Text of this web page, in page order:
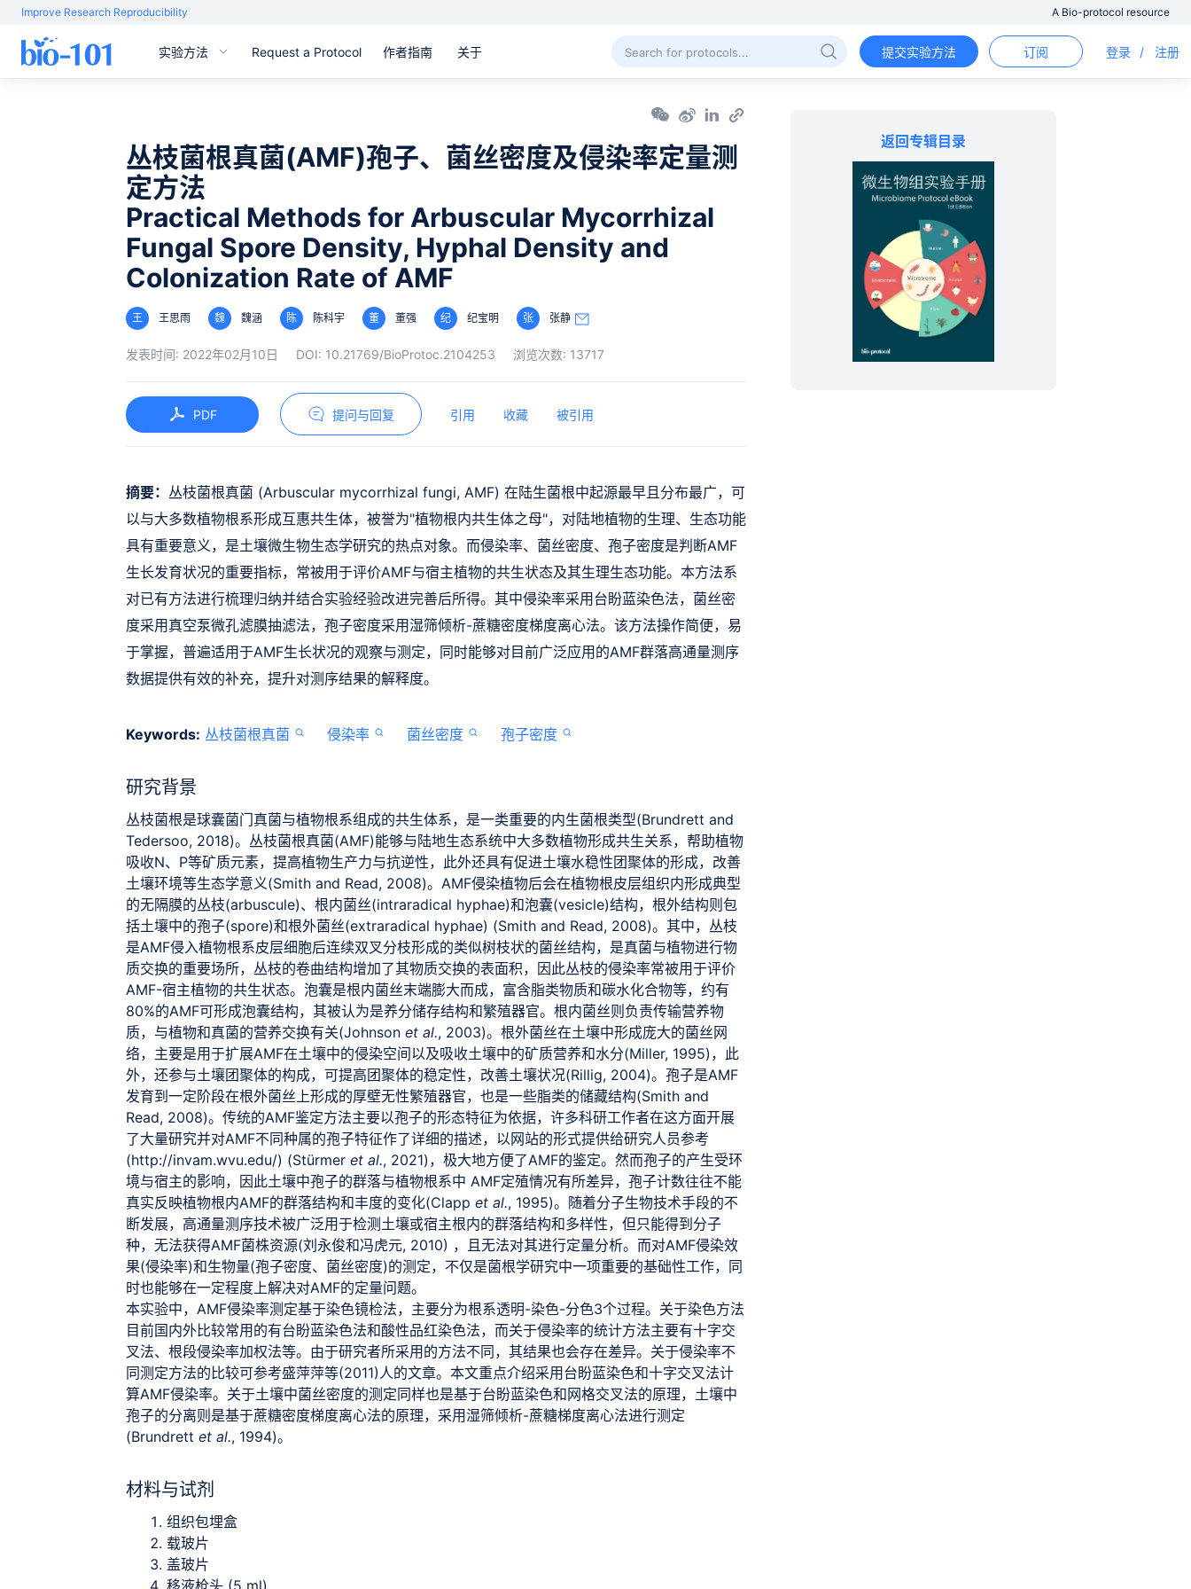
Improve Research Reproducibility A Bio-protocol resource
实验方法 Request a Protocol 作者指南 关于 提交实验方法 订阅 登录 / 注册
丛枝菌根真菌(AMF)孢子、菌丝密度及侵染率定量测
定方法
Practical Methods for Arbuscular Mycorrhizal
Fungal Spore Density, Hyphal Density and
Colonization Rate of AMF
王 王思雨 魏 魏涵 陈 陈科宇 董 董强 纪 纪宝明 张 张静
发表时间: 2022年02月10日 DOI: 10.21769/BioProtoc.2104253 浏览次数: 13717
返回专辑目录
PDF 提问与回复 引用 收藏 被引用
摘要： 丛枝菌根真菌 (Arbuscular mycorrhizal fungi, AMF) 在陆生菌根中起源最早且分布最广，可
以与大多数植物根系形成互惠共生体，被誉为"植物根内共生体之母"，对陆地植物的生理、生态功能
具有重要意义，是土壤微生物生态学研究的热点对象。而侵染率、菌丝密度、孢子密度是判断AMF
生长发育状况的重要指标，常被用于评价AMF与宿主植物的共生状态及其生理生态功能。本方法系
对已有方法进行梳理归纳并结合实验经验改进完善后所得。其中侵染率采用台盼蓝染色法，菌丝密
度采用真空泵微孔滤膜抽滤法，孢子密度采用湿筛倾析-蔗糖密度梯度离心法。该方法操作简便，易
于掌握，普遍适用于AMF生长状况的观察与测定，同时能够对目前广泛应用的AMF群落高通量测序
数据提供有效的补充，提升对测序结果的解释度。
Keywords: 丛枝菌根真菌 侵染率 菌丝密度 孢子密度
研究背景
丛枝菌根是球囊菌门真菌与植物根系组成的共生体系，是一类重要的内生菌根类型(Brundrett and
Tedersoo, 2018)。丛枝菌根真菌(AMF)能够与陆地生态系统中大多数植物形成共生关系，帮助植物
吸收N、P等矿质元素，提高植物生产力与抗逆性，此外还具有促进土壤水稳性团聚体的形成，改善
土壤环境等生态学意义(Smith and Read, 2008)。AMF侵染植物后会在植物根皮层组织内形成典型
的无隔膜的丛枝(arbuscule)、根内菌丝(intraradical hyphae)和泡囊(vesicle)结构，根外结构则包
括土壤中的孢子(spore)和根外菌丝(extraradical hyphae) (Smith and Read, 2008)。其中，丛枝
是AMF侵入植物根系皮层细胞后连续双叉分枝形成的类似树枝状的菌丝结构，是真菌与植物进行物
质交换的重要场所，丛枝的卷曲结构增加了其物质交换的表面积，因此丛枝的侵染率常被用于评价
AMF-宿主植物的共生状态。泡囊是根内菌丝末端膨大而成，富含脂类物质和碳水化合物等，约有
80%的AMF可形成泡囊结构，其被认为是养分储存结构和繁殖器官。根内菌丝则负责传输营养物
质，与植物和真菌的营养交换有关(Johnson et al., 2003)。根外菌丝在土壤中形成庞大的菌丝网
络，主要是用于扩展AMF在土壤中的侵染空间以及吸收土壤中的矿质营养和水分(Miller, 1995)，此
外，还参与土壤团聚体的构成，可提高团聚体的稳定性，改善土壤状况(Rillig, 2004)。孢子是AMF
发育到一定阶段在根外菌丝上形成的厚壁无性繁殖器官，也是一些脂类的储藏结构(Smith and
Read, 2008)。传统的AMF鉴定方法主要以孢子的形态特征为依据，许多科研工作者在这方面开展
了大量研究并对AMF不同种属的孢子特征作了详细的描述，以网站的形式提供给研究人员参考
(http://invam.wvu.edu/) (Stürmer et al., 2021)，极大地方便了AMF的鉴定。然而孢子的产生受环
境与宿主的影响，因此土壤中孢子的群落与植物根系中 AMF定殖情况有所差异，孢子计数往往不能
真实反映植物根内AMF的群落结构和丰度的变化(Clapp et al., 1995)。随着分子生物技术手段的不
断发展，高通量测序技术被广泛用于检测土壤或宿主根内的群落结构和多样性，但只能得到分子
种，无法获得AMF菌株资源(刘永俊和冯虎元, 2010) ，且无法对其进行定量分析。而对AMF侵染效
果(侵染率)和生物量(孢子密度、菌丝密度)的测定，不仅是菌根学研究中一项重要的基础性工作，同
时也能够在一定程度上解决对AMF的定量问题。
本实验中，AMF侵染率测定基于染色镜检法，主要分为根系透明-染色-分色3个过程。关于染色方法
目前国内外比较常用的有台盼蓝染色法和酸性品红染色法，而关于侵染率的统计方法主要有十字交
叉法、根段侵染率加权法等。由于研究者所采用的方法不同，其结果也会存在差异。关于侵染率不
同测定方法的比较可参考盛萍萍等(2011)人的文章。本文重点介绍采用台盼蓝染色和十字交叉法计
算AMF侵染率。关于土壤中菌丝密度的测定同样也是基于台盼蓝染色和网格交叉法的原理，土壤中
孢子的分离则是基于蔗糖密度梯度离心法的原理，采用湿筛倾析-蔗糖梯度离心法进行测定
(Brundrett et al., 1994)。
材料与试剂
组织包埋盒
载玻片
盖玻片
移液枪头 (5 ml)